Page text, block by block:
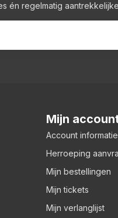
én regelmatig
Mijn
Account informatie
Herroeping
Mijn bestellingen
Mijn tickets
Mijn verlanglijst